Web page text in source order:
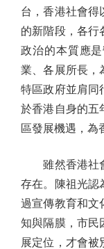
台，香港社會得
的新階段，各行
政治的本質應
業、各展所長，
特區政府並肩同
於香港自身的五
區發展機遇，為
雖然香港社會
存在。陳祖光認
過宣傳教育和文
知與隔膜，市民
展定位，才會被